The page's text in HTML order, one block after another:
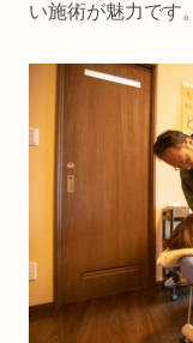
い施術が魅力です。